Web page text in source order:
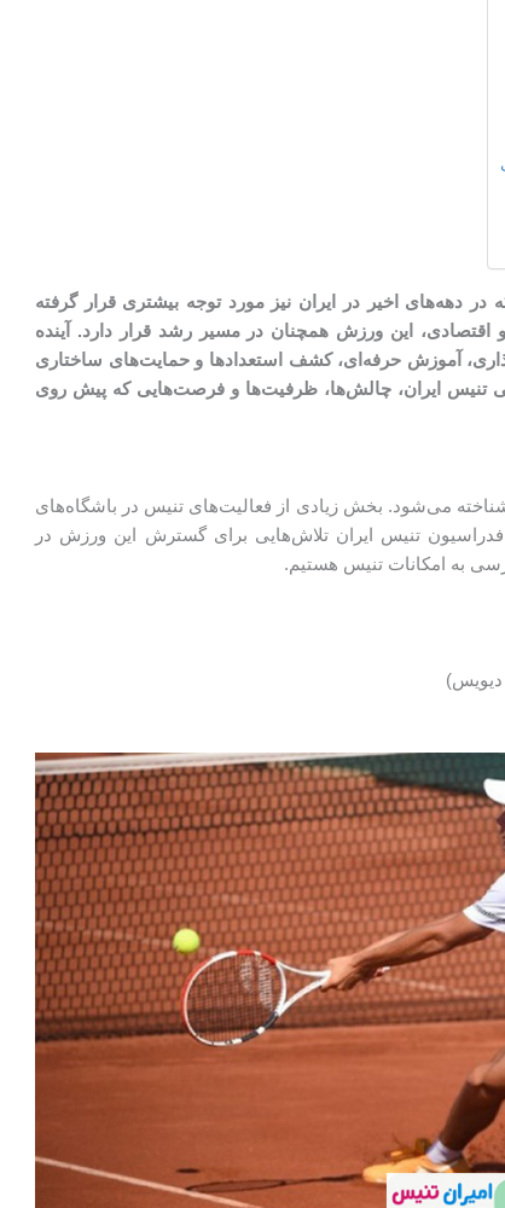
اخیر در ایران نیز مورد توجه بیشتری قرار گرفته
این ورزش همچنان در مسیر رشد قرار دارد. آینده
آموزش حرفه‌ای، کشف استعدادها و حمایت‌های ساختاری
تنیس ایران، چالش‌ها، ظرفیت‌ها و فرصت‌هایی که پیش روی
می‌شود. بخش زیادی از فعالیت‌های تنیس در باشگاه‌های
تنیس ایران تلاش‌هایی برای گسترش این ورزش در
به امکانات تنیس هستیم.
دیویس)